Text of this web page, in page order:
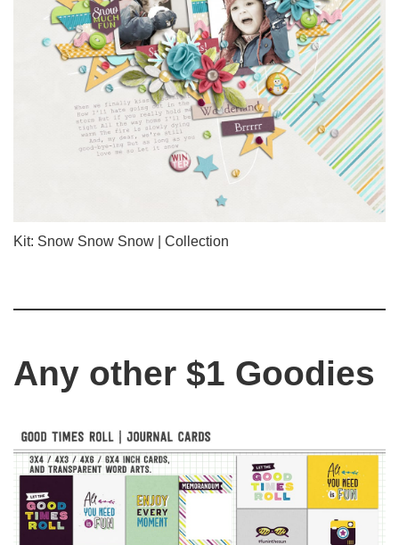
Kit: Snow Snow Snow | Collection
Any other $1 Goodies